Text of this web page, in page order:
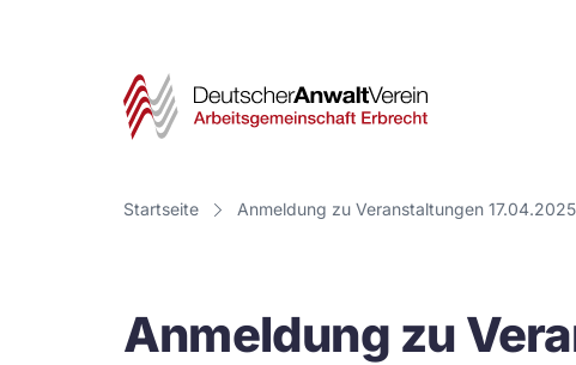
Verein
Startseite Anmeldung zu Veranstaltungen
Anmeldung zu